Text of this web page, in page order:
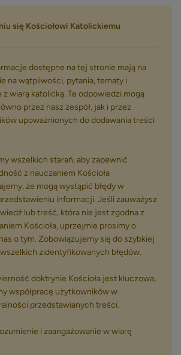
się Kościołowi Katolickiemu
dostępne na tej stronie mają na
na wątpliwości, pytania, tematy i
wiarą katolicką. Te odpowiedzi mogą
przez nasz zespół, jak i przez
upoważnionych do dodawania treści
wszelkich starań, aby zapewnić
z nauczaniem Kościoła
że mogą wystąpić błędy w
informacji. Jeśli zauważysz
lub treść, która nie jest zgodna z
Kościoła, uprzejmie prosimy o
o tym. Zobowiązujemy się do szybkiej
zidentyfikowanych błędów.
doktrynie Kościoła jest kluczowa,
współpracę użytkowników w
przedstawianych treści.
i zaangażowanie w wiarę